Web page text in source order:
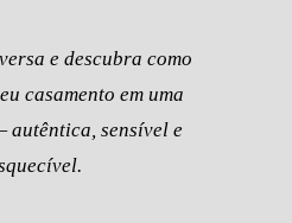
e descubra como
casamento em uma
autêntica, sensível e